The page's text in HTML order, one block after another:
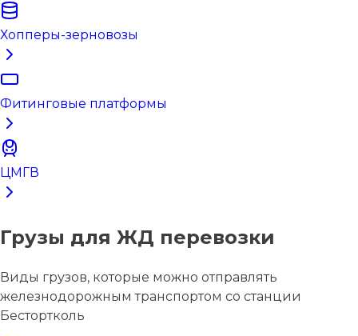
Хопперы-зерновозы
Фитинговые платформы
ЦМГВ
Грузы для ЖД перевозки
Виды грузов, которые можно отправлять
железнодорожным транспортом со станции
Бестортколь